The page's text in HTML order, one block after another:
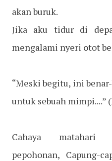
akan buruk.
Jika aku tidur di
mengalami nyeri otot
“Meski begitu, ini
untuk sebuah mimpi....”
Cahaya matahari
pepohonan, Capung-